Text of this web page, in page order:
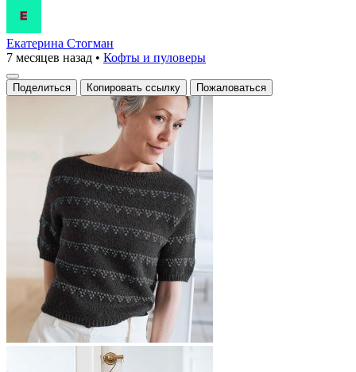
Екатерина Стогман
7 месяцев назад • Кофты и пуловеры
Поделиться Копировать ссылку Пожаловаться